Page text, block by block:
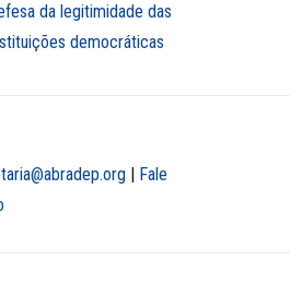
da legitimidade das
democráticas
| Fale